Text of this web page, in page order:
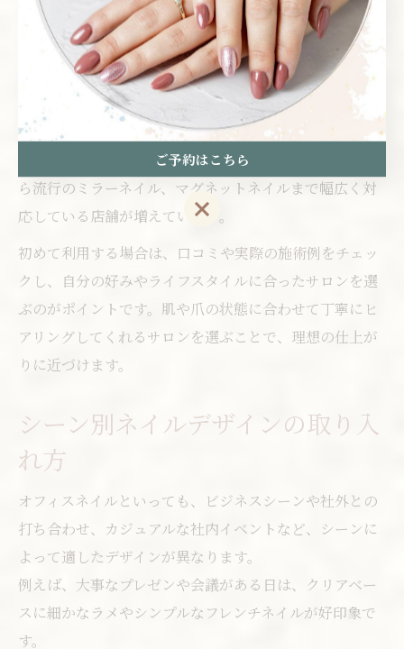
や営業時間、予約の取りやすさです。
仕事帰りや忙しい合間でも立ち寄りやすい場所を選ぶこ
とで、継続してネイルケアがしやすくなります。
また、サロンごとにワンカラーや定額コース、ニュアン
スアートなど得意なデザインが異なります。都筑区内の
ネイルサロンでは、オフィス向けのシンプルデザインか
ら流行のミラーネイル、マグネットネイルまで幅広く対
応している店舗が増えています。
初めて利用する場合は、口コミや実際の施術例をチェッ
クし、自分の好みやライフスタイルに合ったサロンを選
ぶのがポイントです。肌や爪の状態に合わせて丁寧にヒ
アリングしてくれるサロンを選ぶことで、理想の仕上が
りに近づけます。
シーン別ネイルデザインの取り入
れ方
オフィスネイルといっても、ビジネスシーンや社外との
打ち合わせ、カジュアルな社内イベントなど、シーンに
よって適したデザインが異なります。
例えば、大事なプレゼンや会議がある日は、クリアベー
スに細かなラメやシンプルなフレンチネイルが好印象で
す。
ご予約はこちら
ご予約はこちら